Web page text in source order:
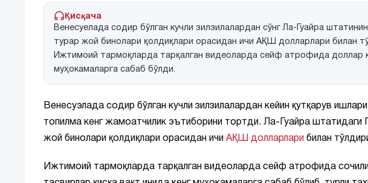
Қисқача
Венесуелада содир бўлган кучли зилзилалардан сўнг Ла-Гуайра
турар жой бинолари қолдиқлари орасидан ичи АҚШ долларлари билан
Ижтимоий тармоқларда тарқалган видеоларда сейф атрофида доллар
муҳокамаларга сабаб бўлди.
Венесуэлада содир бўлган кучли зилзилалардан кейин қутқарув
топилма кенг жамоатчилик эътиборини тортди. Ла-Гуайра штатидаги
жой бинолари қолдиқлари орасидан ичи АҚШ долларлари билан
Ижтимоий тармоқларда тарқалган видеоларда сейф атрофида